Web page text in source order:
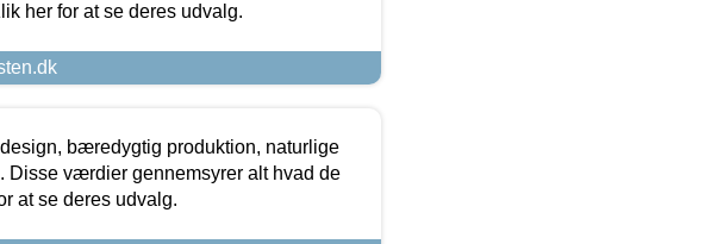
her for at se deres udvalg.
bæredygtig produktion, naturlige
Disse værdier gennemsyrer alt hvad de
at se deres udvalg.